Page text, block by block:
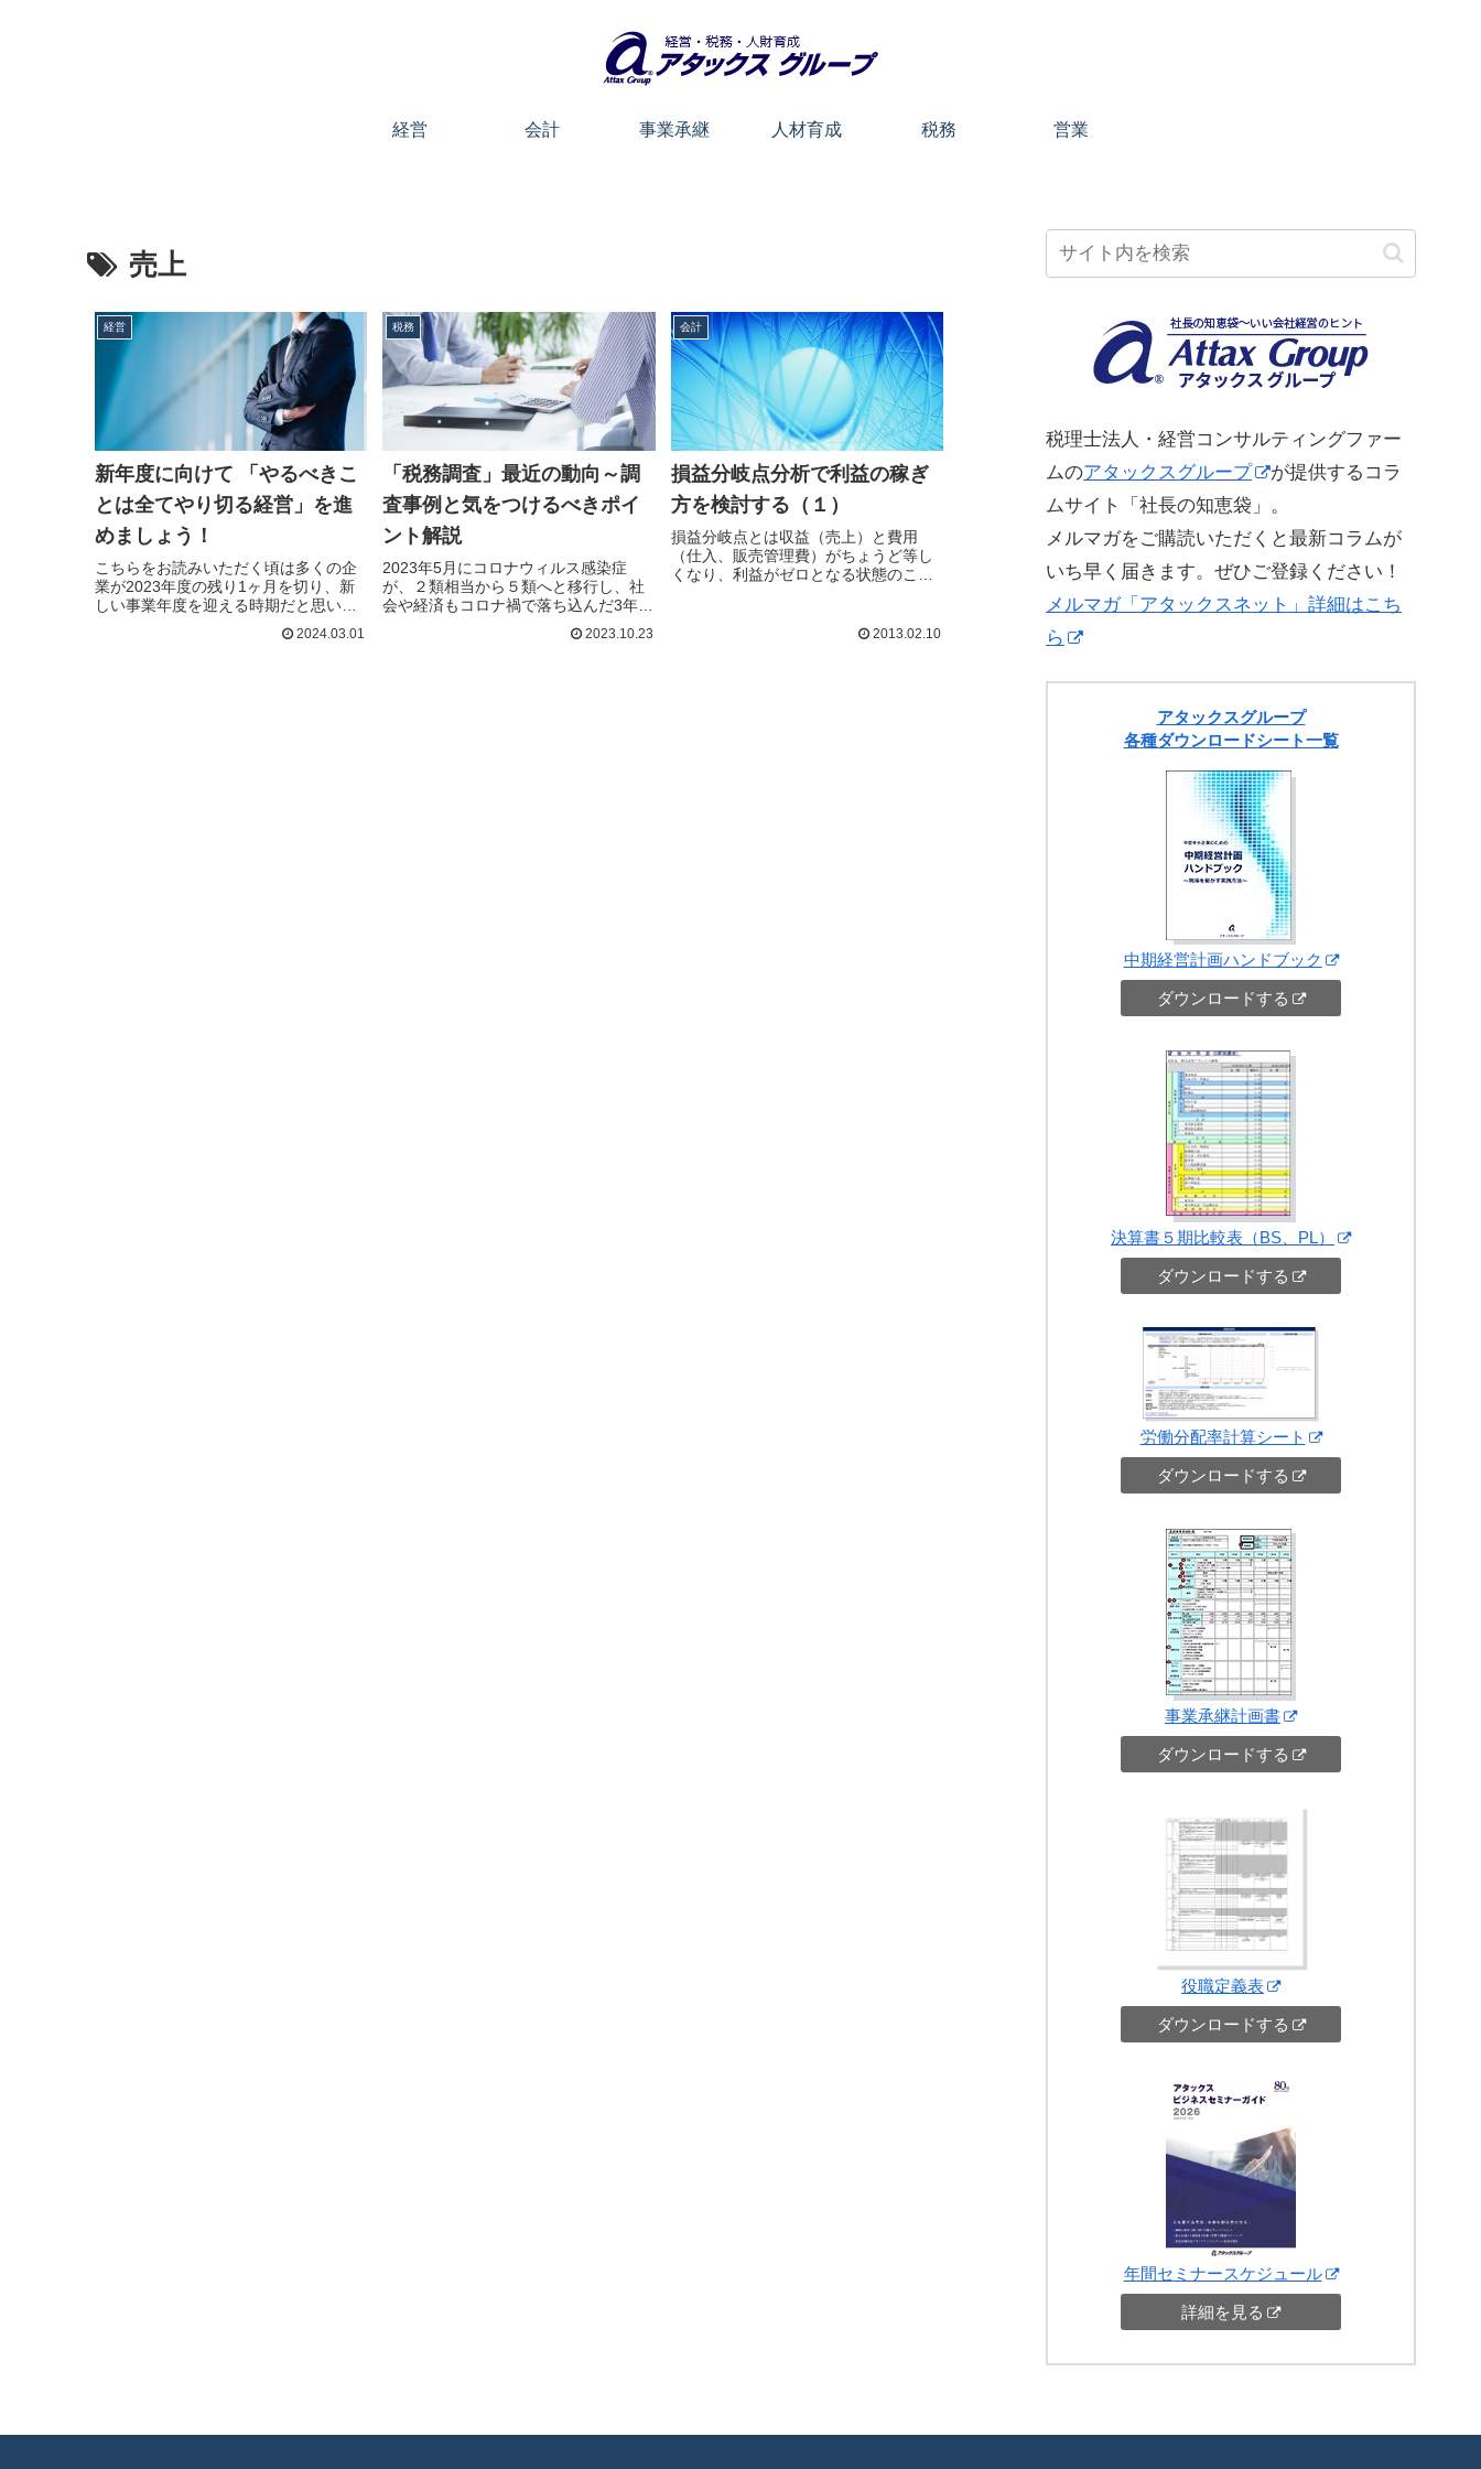
経営 会計 事業承継 人材育成 税務 営業
売上
経営
新年度に向けて 「やるべきこ
とは全てやり切る経営」を進
めましょう！
こちらをお読みいただく頃は多くの企
業が2023年度の残り1ヶ月を切り、新
しい事業年度を迎える時期だと思い…
2024.03.01
税務
「税務調査」最近の動向～調
査事例と気をつけるべきポイ
ント解説
2023年5月にコロナウィルス感染症
が、２類相当から５類へと移行し、社
会や経済もコロナ禍で落ち込んだ3年…
2023.10.23
会計
損益分岐点分析で利益の稼ぎ
方を検討する（１）
損益分岐点とは収益（売上）と費用
（仕入、販売管理費）がちょうど等し
くなり、利益がゼロとなる状態のこと
2013.02.10
税理士法人・経営コンサルティングファー
ムのアタックスグループ
が提供するコラ
ムサイト「社長の知恵袋」。
メルマガをご購読いただくと最新コラムが
いち早く届きます。ぜひご登録ください！
メルマガ「アタックスネット」詳細はこち
ら
アタックスグループ
各種ダウンロードシート一覧
中期経営計画ハンドブック
ダウンロードする
決算書５期比較表（BS、PL）
ダウンロードする
労働分配率計算シート
ダウンロードする
事業承継計画書
ダウンロードする
役職定義表
ダウンロードする
年間セミナースケジュール
詳細を見る